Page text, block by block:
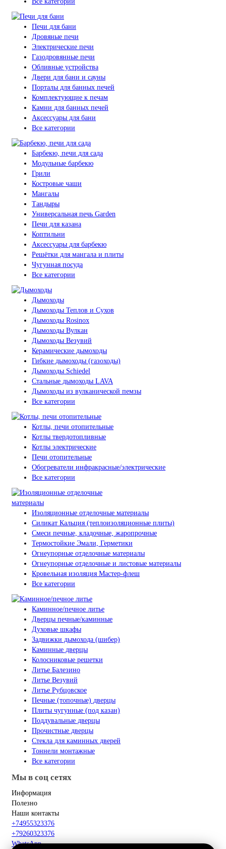
Печи для бани
Дровяные печи
Электрические печи
Газодровянные печи
Обливные устройства
Двери для бани и сауны
Порталы для банных печей
Комплектующие к печам
Камни для банных печей
Аксессуары для бани
Все категории
Барбекю, печи для сада
Модульные барбекю
Грили
Костровые чаши
Мангалы
Тандыры
Универсальная печь Garden
Печи для казана
Коптильни
Аксессуары для барбекю
Решётки для мангала и плиты
Чугунная посуда
Все категории
Дымоходы
Дымоходы Теплов и Сухов
Дымоходы Rosinox
Дымоходы Вулкан
Дымоходы Везувий
Керамические дымоходы
Гибкие дымоходы (газоходы)
Дымоходы Schiedel
Стальные дымоходы LAVA
Дымоходы из вулканической пемзы
Все категории
Котлы, печи отопительные
Котлы твердотопливные
Котлы электрические
Печи отопительные
Обогреватели инфракрасные/электрические
Все категории
Изоляционные отделочные материалы
Силикат Кальция (теплоизоляционные плиты)
Смеси печные, кладочные, жаропрочные
Термостойкие Эмали, Герметики
Огнеупорные отделочные материалы
Огнеупорные отделочные и листовые материалы
Кровельная изоляция Мастер-флеш
Все категории
Каминное/печное литье
Дверцы печные/каминные
Духовые шкафы
Задвижки дымохода (шибер)
Каминные дверцы
Колосниковые решетки
Литье Балезино
Литье Везувий
Литье Рубцовское
Печные (топочные) дверцы
Плиты чугунные (под казан)
Поддувальные дверцы
Прочистные дверцы
Стекла для каминных дверей
Тоннели монтажные
Все категории
Мы в соц сетях
Информация
Полезно
Наши контакты
+74955323376
+79260323376
WhatsApp